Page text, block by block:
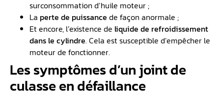
surconsommation d’huile moteur ;
La perte de puissance de façon anormale ;
Et encore, l’existence de liquide de refroidissement
dans le cylindre. Cela est susceptible d’empêcher le
moteur de fonctionner.
Les symptômes d’un joint de
culasse en défaillance